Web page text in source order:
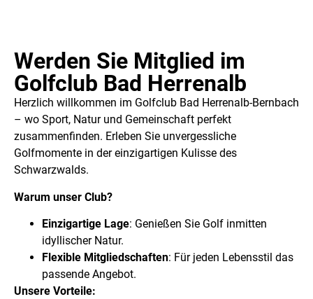
Werden Sie Mitglied im
Golfclub Bad Herrenalb
Herzlich willkommen im Golfclub Bad Herrenalb-Bernbach
– wo Sport, Natur und Gemeinschaft perfekt
zusammenfinden. Erleben Sie unvergessliche
Golfmomente in der einzigartigen Kulisse des
Schwarzwalds.
Warum unser Club?
Einzigartige Lage: Genießen Sie Golf inmitten
idyllischer Natur.
Flexible Mitgliedschaften: Für jeden Lebensstil das
passende Angebot.
Unsere Vorteile: